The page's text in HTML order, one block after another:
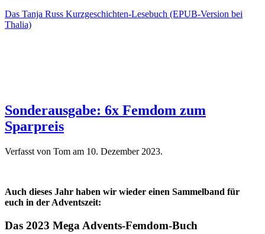
Das Tanja Russ Kurzgeschichten-Lesebuch (EPUB-Version bei
Thalia)
Sonderausgabe: 6x Femdom zum
Sparpreis
Verfasst von Tom am 10. Dezember 2023.
Auch dieses Jahr haben wir wieder einen Sammelband für
euch in der Adventszeit:
Das 2023 Mega Advents-Femdom-Buch